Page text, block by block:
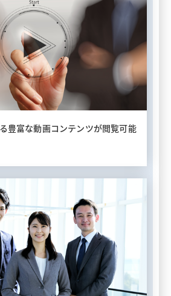
豊富な動画コンテンツが閲覧可能